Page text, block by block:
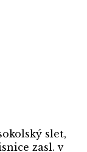
slet,
zasl. v